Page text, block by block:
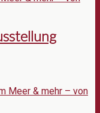
Meer & mehr – von